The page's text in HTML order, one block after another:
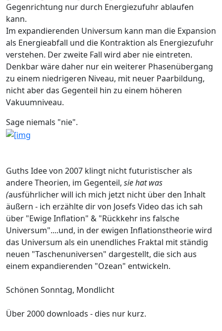
Gegenrichtung nur durch Energiezufuhr ablaufen
kann.
Im expandierenden Universum kann man die Expansion
als Energieabfall und die Kontraktion als Energiezufuhr
verstehen. Der zweite Fall wird aber nie eintreten.
Denkbar wäre daher nur ein weiterer Phasenübergang
zu einem niedrigeren Niveau, mit neuer Paarbildung,
nicht aber das Gegenteil hin zu einem höheren
Vakuumniveau.
Sage niemals "nie".
Guths Idee von 2007 klingt nicht futuristischer als
andere Theorien, im Gegenteil, sie hat was
(ausführlicher will ich mich jetzt nicht über den Inhalt
äußern - ich erzählte dir von Josefs Video das ich sah
über "Ewige Inflation" & "Rückkehr ins falsche
Universum"....und, in der ewigen Inflationstheorie wird
das Universum als ein unendliches Fraktal mit ständig
neuen "Taschenuniversen" dargestellt, die sich aus
einem expandierenden "Ozean" entwickeln.
Schönen Sonntag, Mondlicht
Über 2000 downloads - dies nur kurz.